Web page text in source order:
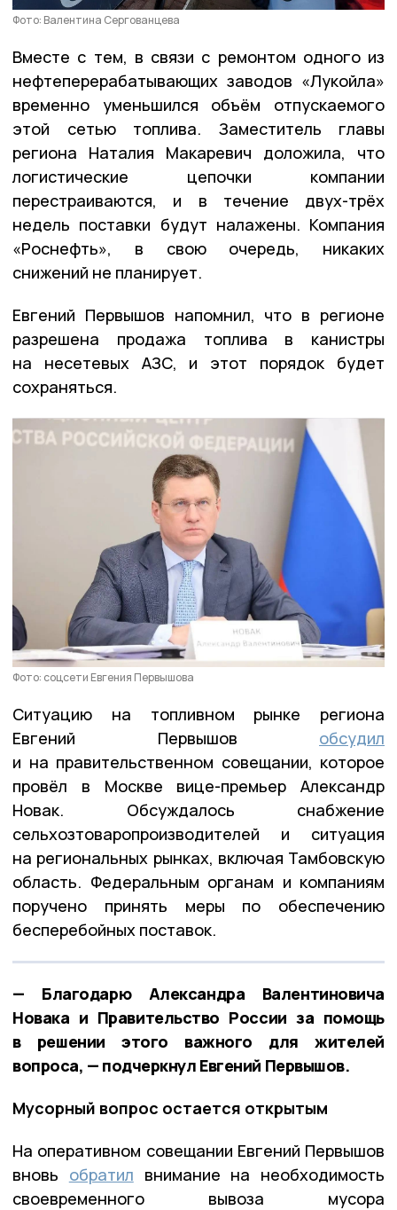
Фото: Валентина Сергованцева
Вместе с тем, в связи с ремонтом одного из
нефтеперерабатывающих заводов «Лукойла»
временно уменьшился объём отпускаемого
этой сетью топлива. Заместитель главы
региона Наталия Макаревич доложила, что
логистические цепочки компании
перестраиваются, и в течение двух-трёх
недель поставки будут налажены. Компания
«Роснефть», в свою очередь, никаких
снижений не планирует.
Евгений Первышов напомнил, что в регионе
разрешена продажа топлива в канистры
на несетевых АЗС, и этот порядок будет
сохраняться.
Фото: соцсети Евгения Первышова
Ситуацию на топливном рынке региона
Евгений Первышов обсудил
и на правительственном совещании, которое
провёл в Москве вице-премьер Александр
Новак. Обсуждалось снабжение
сельхозтоваропроизводителей и ситуация
на региональных рынках, включая Тамбовскую
область. Федеральным органам и компаниям
поручено принять меры по обеспечению
бесперебойных поставок.
— Благодарю Александра Валентиновича
Новака и Правительство России за помощь
в решении этого важного для жителей
вопроса, — подчеркнул Евгений Первышов.
Мусорный вопрос остается открытым
На оперативном совещании Евгений Первышов
вновь обратил внимание на необходимость
своевременного вывоза мусора